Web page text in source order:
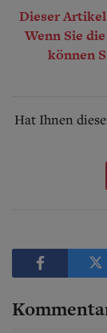
Dieser
Wenn Sie
können
Hat Ihnen